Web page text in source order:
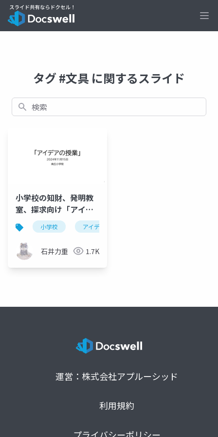
タグ #文具 に関するスライド
検索
小学校の知財、発明教
室、探求向け「アイデ
アの授業」
小学校 アイデア
石井力重 1.7K
運営：株式会社アプルーシッド
利用規約
プライバシーポリシー